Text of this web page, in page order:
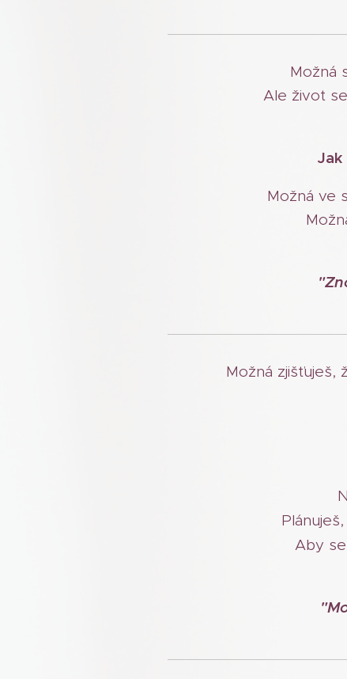
Možná
Ale život
Jak
Možná ve
Možná zjišťuješ,
Aby